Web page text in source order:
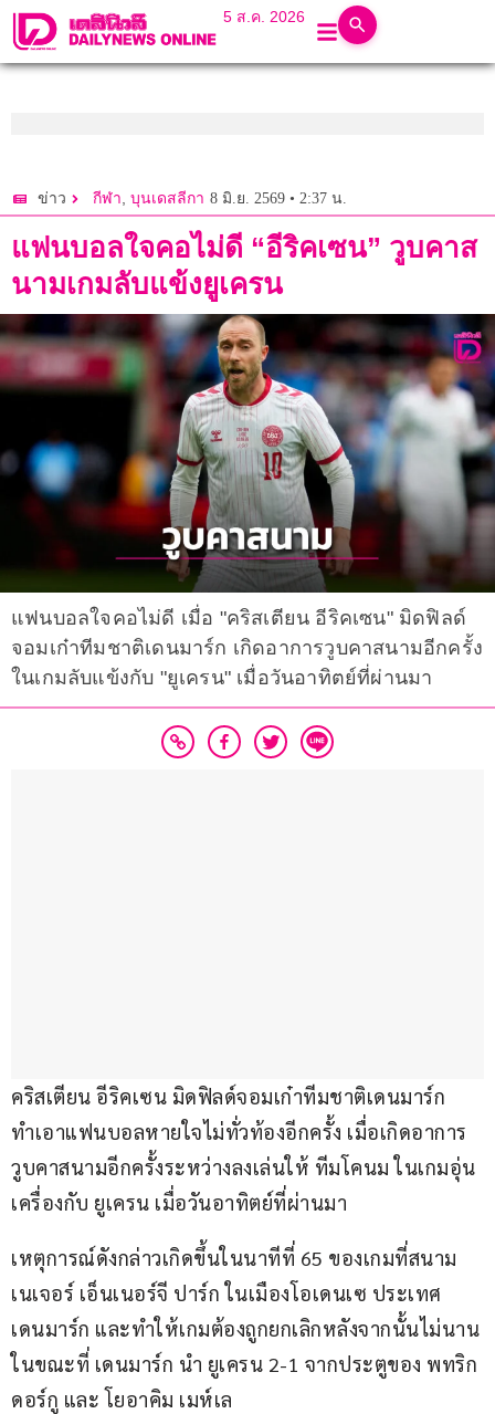
5 ส.ค. 2026
ข่าว กีฬา, บุนเดสลีกา 8 มิ.ย. 2569 • 2:37 น.
แฟนบอลใจคอไม่ดี “อีริคเซน” วูบคาส
นามเกมลับแข้งยูเครน
แฟนบอลใจคอไม่ดี เมื่อ "คริสเตียน อีริคเซน" มิดฟิลด์
จอมเก๋าทีมชาติเดนมาร์ก เกิดอาการวูบคาสนามอีกครั้ง
ในเกมลับแข้งกับ "ยูเครน" เมื่อวันอาทิตย์ที่ผ่านมา
คริสเตียน อีริคเซน มิดฟิลด์จอมเก๋าทีมชาติเดนมาร์ก
ทำเอาแฟนบอลหายใจไม่ทั่วท้องอีกครั้ง เมื่อเกิดอาการ
วูบคาสนามอีกครั้งระหว่างลงเล่นให้ ทีมโคนม ในเกมอุ่น
เครื่องกับ ยูเครน เมื่อวันอาทิตย์ที่ผ่านมา
เหตุการณ์ดังกล่าวเกิดขึ้นในนาทีที่ 65 ของเกมที่สนาม
เนเจอร์ เอ็นเนอร์จี ปาร์ก ในเมืองโอเดนเซ ประเทศ
เดนมาร์ก และทำให้เกมต้องถูกยกเลิกหลังจากนั้นไม่นาน
ในขณะที่ เดนมาร์ก นำ ยูเครน 2-1 จากประตูของ พทริก
ดอร์กู และ โยอาคิม เมห์เล